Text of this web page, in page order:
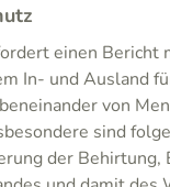
einen Bericht
In- und Ausland
von
sind
der Behirtung,